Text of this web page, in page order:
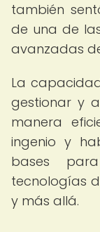
también
de una de
avanzadas
La
gestionar y
manera
ingenio y
bases
tecnologías
y más allá.